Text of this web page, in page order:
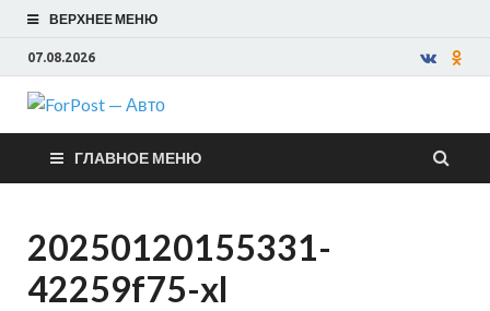
ВЕРХНЕЕ МЕНЮ
07.08.2026
ForPost —
Авто
ГЛАВНОЕ МЕНЮ
20250120155331-
42259f75-xl